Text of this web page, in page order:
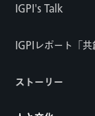
IGPI's Talk
IGPIレポート「共
ストーリー